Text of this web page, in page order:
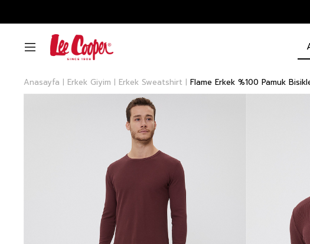
Anasayfa Erkek Giyim Erkek Sweatshirt Flame Erkek %100 Pamuk